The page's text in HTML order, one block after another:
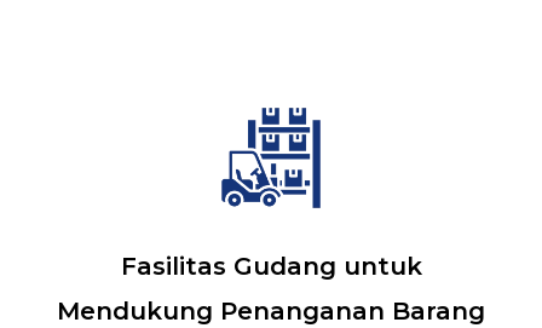
Fasilitas Gudang untuk
Mendukung Penanganan Barang